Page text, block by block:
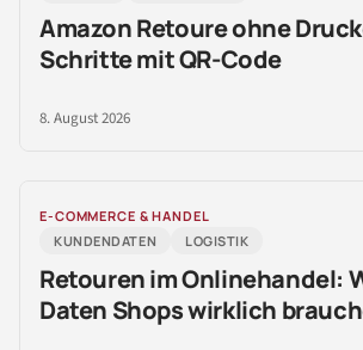
Amazon Retoure ohne
Schritte mit QR-Code
8. August 2026
E-COMMERCE & HANDEL
KUNDENDATEN
LOGISTIK
Retouren im Onlinehandel:
Daten Shops wirklich